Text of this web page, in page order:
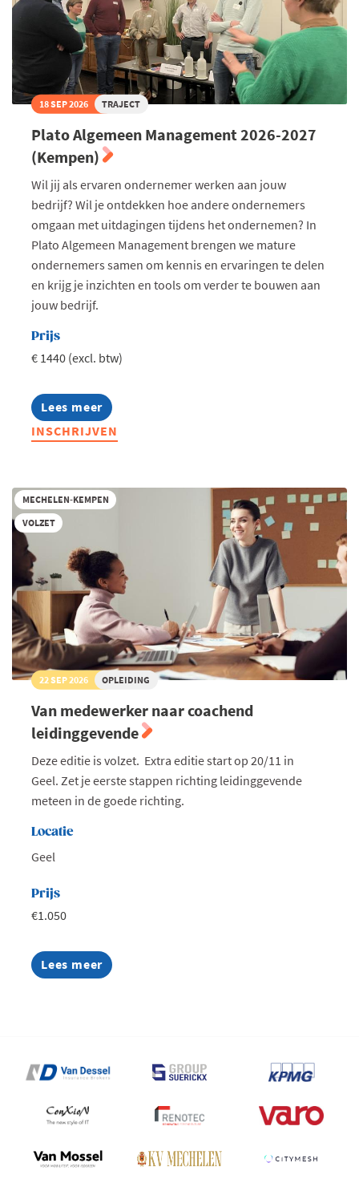
18 SEP 2026 TRAJECT
Plato Algemeen Management 2026-2027
(Kempen)
Wil jij als ervaren ondernemer werken aan jouw
bedrijf? Wil je ontdekken hoe andere ondernemers
omgaan met uitdagingen tijdens het ondernemen? In
Plato Algemeen Management brengen we mature
ondernemers samen om kennis en ervaringen te delen
en krijg je inzichten en tools om verder te bouwen aan
jouw bedrijf.
Prijs
€ 1440 (excl. btw)
Lees meer
about
Plato
Algemeen
(Kempen)
INSCHRIJVEN
MECHELEN-KEMPEN
VOLZET
22 SEP 2026 OPLEIDING
Van medewerker naar coachend
leidinggevende
Deze editie is volzet. Extra editie start op 20/11 in
Geel. Zet je eerste stappen richting leidinggevende
meteen in de goede richting.
Locatie
Geel
Prijs
€1.050
Lees meer
about
Van